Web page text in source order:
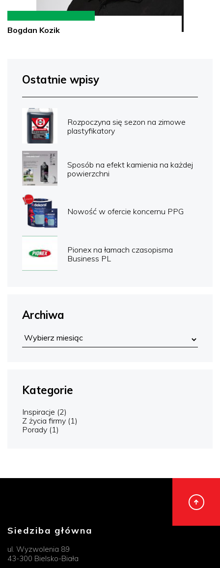
Bogdan Kozik
Ostatnie wpisy
Rozpoczyna się sezon na zimowe
plastyfikatory
Sposób na efekt kamienia na każdej
powierzchni
Nowość w ofercie koncernu PPG
Pionex na łamach czasopisma
Business PL
Archiwa
Kategorie
Inspiracje (2)
Z życia firmy (1)
Porady (1)
Siedziba główna
ul. Wyzwolenia 89
43-300 Bielsko-Biała